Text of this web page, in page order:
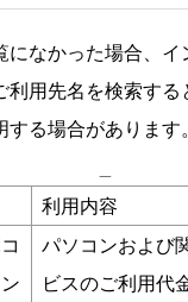
になかった場合、
利用先名を検索す
る場合があります。
利用内容
パソコンおよび
ビスのご利用代